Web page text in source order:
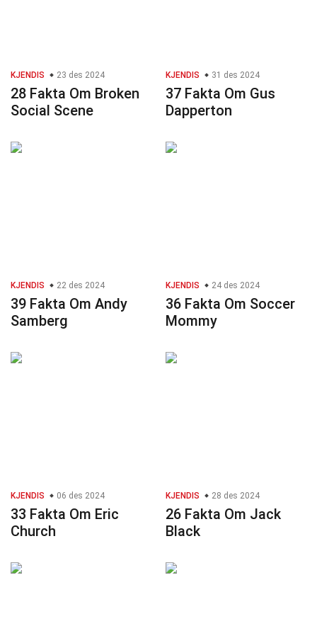
KJENDIS 23 des 2024
28 Fakta Om Broken
Social Scene
KJENDIS 31 des 2024
37 Fakta Om Gus
Dapperton
KJENDIS 22 des 2024
39 Fakta Om Andy
Samberg
KJENDIS 24 des 2024
36 Fakta Om Soccer
Mommy
KJENDIS 06 des 2024
33 Fakta Om Eric
Church
KJENDIS 28 des 2024
26 Fakta Om Jack
Black